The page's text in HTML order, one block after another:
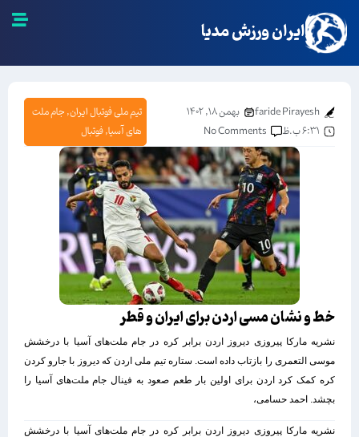
ایران ورزش مدیا
faride Pirayesh
بهمن ۱۸, ۱۴۰۲
۶:۳۱ ب.ظ
No Comments
تیم ملی فوتبال ایران,جام ملت
های آسیا,فوتبال
خط و نشان مسی اردن برای ایران و قطر
نشریه مارکا پیروزی دیروز اردن برابر کره در جام ملت‌های آسیا با درخشش
موسی التعمری را بازتاب داده است. ستاره تیم ملی اردن که دیروز با جارو کردن
کره کمک کرد اردن برای اولین بار طعم صعود به فینال جام ملت‌های آسیا را
بچشد. احمد حسامی،
نشریه مارکا پیروزی دیروز اردن برابر کره در جام ملت‌های آسیا با درخشش